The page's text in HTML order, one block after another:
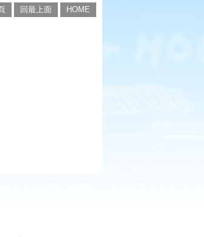
回最上面 HOME